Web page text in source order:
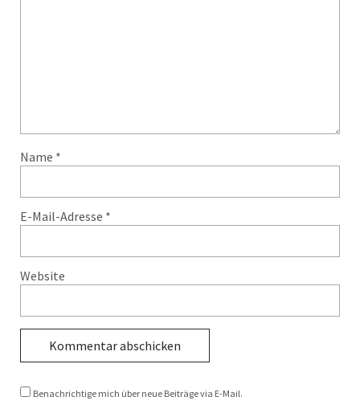
Name *
E-Mail-Adresse *
Website
Benachrichtige mich über neue Beiträge via E-Mail.